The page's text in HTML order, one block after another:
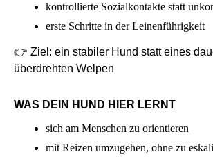
kontrollierte Sozialkontakte statt
erste Schritte in der Leinenführigkeit
👉 Ziel: ein stabiler Hund statt eines
überdrehten Welpen
WAS DEIN HUND HIER LERNT
sich am Menschen zu orientieren
mit Reizen umzugehen, ohne zu